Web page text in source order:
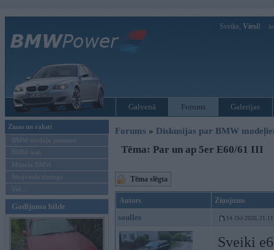
Sveiks, Viesi!
Galvenā Forums Galerijas
Ziņas un raksti
BMW modeļu jaunumi
BMW testi
Mēneša BMW
Sērijveida tūnings
Vel...
Gadījuma bilde
Forums » Diskusijas par BMW
Tēma: Par un ap 5er E60/61 III
Tēma slēgta
Autors Ziņojums
soulles 14. Oct 2020, 21:11
Sveiki